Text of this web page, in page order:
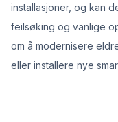
installasjoner, og kan
feilsøking og vanlige
om å modernisere
eller installere nye